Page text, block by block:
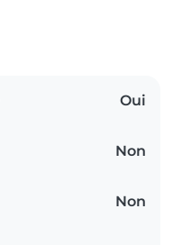
Oui
Non
Non